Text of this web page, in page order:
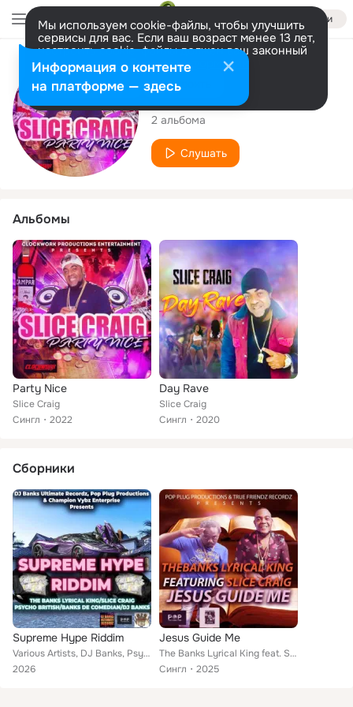
Войти
Мы используем cookie-файлы, чтобы улучшить
сервисы для вас. Если ваш возраст менее 13 лет,
настроить cookie-файлы должен ваш законный
представитель. Больше информации
Разрешить все Настроить
Исполнитель
Slice Craig
2 альбома
Слушать
Альбомы
Party Nice
Slice Craig
Сингл
2022
Day Rave
Slice Craig
Сингл
2020
Сборники
Supreme Hype Riddim
Various Artists, DJ Banks, Psycho British, The Banks Lyrical King, Banks De Comedian, Slice Craig
2026
Jesus Guide Me
The Banks Lyrical King feat. Slice Craig
Сингл
2025
Информация о контенте
на платформе — здесь